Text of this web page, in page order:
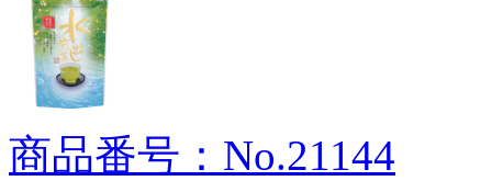
商品番号：No.21144